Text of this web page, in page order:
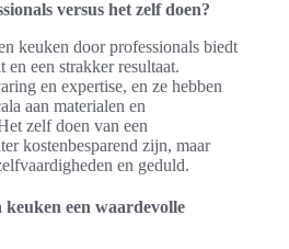
versus het zelf doen?
keuken door professionals biedt
een strakker resultaat.
en expertise, en ze hebben
aan materialen en
zelf doen van een
kostenbesparend zijn, maar
en geduld.
een waardevolle